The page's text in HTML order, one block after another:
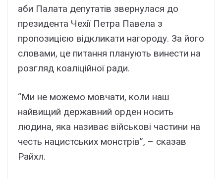
аби Палата депутатів звернулася до
президента Чехії Петра Павела з
пропозицією відкликати нагороду. За його
словами, це питання планують винести на
розгляд коаліційної ради.
“Ми не можемо мовчати, коли наш
найвищий державний орден носить
людина, яка називає військові частини на
честь нацистських монстрів”, – сказав
Райхл.